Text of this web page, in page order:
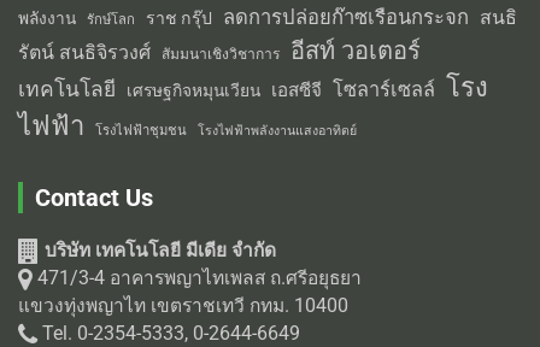
พลังงาน
รักษ์โลก ราช กรุ๊ป ลดการปล่อยก๊าซเรือนกระจก สนธิ
รัตน์ สนธิจิรวงศ์
สัมมนาเชิงวิชาการ อีสท์ วอเตอร์
เทคโนโลยี เศรษฐกิจหมุนเวียน เอสซีจี โซลาร์เซลล์ โรง
ไฟฟ้า
โรงไฟฟ้าชุมชน โรงไฟฟ้าพลังงานแสงอาทิตย์
Contact Us
บริษัท เทคโนโลยี มีเดีย จำกัด
471/3-4 อาคารพญาไทเพลส ถ.ศรีอยุธยา
แขวงทุ่งพญาไท เขตราชเทวี กทม. 10400
Tel. 0-2354-5333, 0-2644-6649